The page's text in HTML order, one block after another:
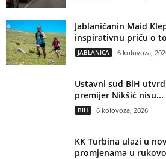
Jablaničanin Maid
inspirativnu priču o
JABLANICA 6 kolovoza,
Ustavni sud BiH
premijer Nikšić nisu...
BIH 6 kolovoza, 2026
KK Turbina ulazi u
promjenama u